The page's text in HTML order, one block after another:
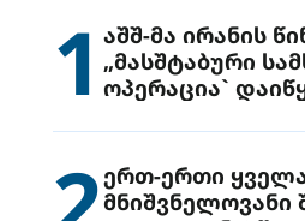
1 აშშ-მა ირანის
„მასშტაბური
ოპერაცია`
ერთ-ერთი
მნიშვნელოვანი